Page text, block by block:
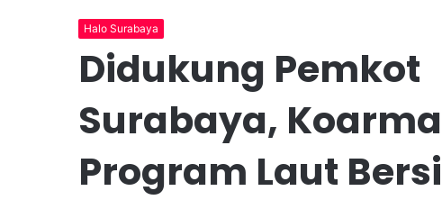
Halo Surabaya
Didukung Pemkot
Surabaya,
Program Laut